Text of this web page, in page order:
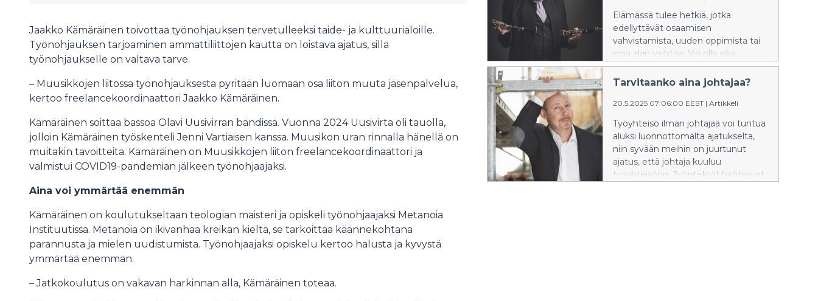
Jaakko Kämäräinen toivottaa työnohjauksen tervetulleeksi taide- ja kulttuurialoille.
Työnohjauksen tarjoaminen ammattiliittojen kautta on loistava ajatus, sillä
työnohjaukselle on valtava tarve.
– Muusikkojen liitossa työnohjauksesta pyritään luomaan osa liiton muuta jäsenpalvelua,
kertoo freelancekoordinaattori Jaakko Kämäräinen.
Kämäräinen soittaa bassoa Olavi Uusivirran bändissä. Vuonna 2024 Uusivirta oli tauolla,
jolloin Kämäräinen työskenteli Jenni Vartiaisen kanssa. Muusikon uran rinnalla hänellä on
muitakin tavoitteita. Kämäräinen on Muusikkojen liiton freelancekoordinaattori ja
valmistui COVID19-pandemian jälkeen työnohjaajaksi.
Aina voi ymmärtää enemmän
Kämäräinen on koulutukseltaan teologian maisteri ja opiskeli työnohjaajaksi Metanoia
Instituutissa. Metanoia on ikivanhaa kreikan kieltä, se tarkoittaa käännekohtana
parannusta ja mielen uudistumista. Työnohjaajaksi opiskelu kertoo halusta ja kyvystä
ymmärtää enemmän.
– Jatkokoulutus on vakavan harkinnan alla, Kämäräinen toteaa.
Elämässä tulee hetkiä, jotka
edellyttävät osaamisen
vahvistamista, uuden oppimista tai
jopa alan vaihtoa. Voi olla aika
laajentaa osaamista työnohjaajaksi
tai organisaatioanalyyttiseksi
muutos saa alkunsa, kun
työtehtävät eivät tarjoa
aikaisemman kaltaista onnistumisen
tunnetta. Ratkaisu uuden
oppimiseen voi löytyä sieltä missä
kokee tarpeen kehittyä. Työelämä
on rajaton oivallusten aarreaitta.
Tarvitaanko aina johtajaa?
20.5.2025 07:06:00 EEST | Artikkeli
Työyhteisö ilman johtajaa voi tuntua
aluksi luonnottomalta ajatukselta,
niin syvään meihin on juurtunut
ajatus, että johtaja kuuluu
työyhteisöön. Työntekijät hallitsevat